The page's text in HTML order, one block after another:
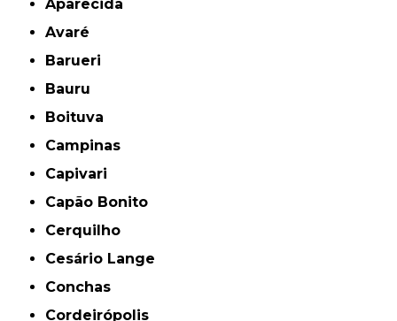
Aparecida
Avaré
Barueri
Bauru
Boituva
Campinas
Capivari
Capão Bonito
Cerquilho
Cesário Lange
Conchas
Cordeirópolis